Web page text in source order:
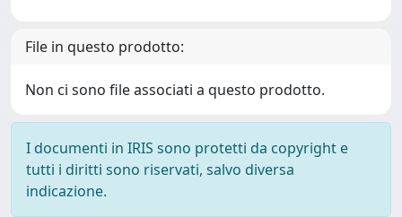
File in questo prodotto:
Non ci sono file associati a questo prodotto.
I documenti in IRIS sono protetti da copyright e
tutti i diritti sono riservati, salvo diversa
indicazione.